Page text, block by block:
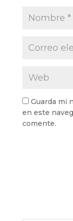
Guarda mi
en este
comente.